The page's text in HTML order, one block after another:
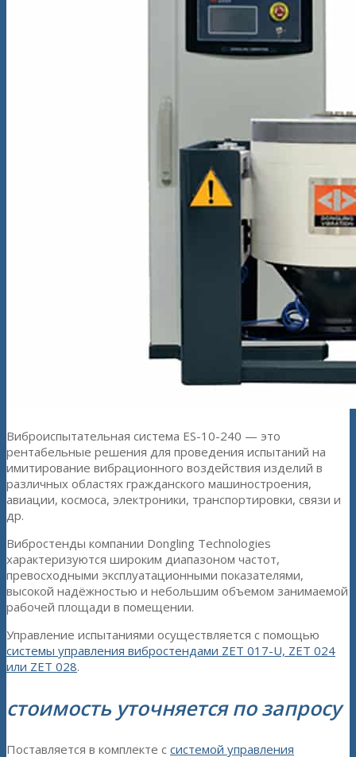
Виброиспытательная система ES-10-240 — это
рентабельные решения для проведения испытаний на
имитирование вибрационного воздействия изделий в
различных областях гражданского машиностроения,
авиации, космоса, электроники, транспортировки, связи и
др.
Вибростенды компании Dongling Technologies
характеризуются широким диапазоном частот,
превосходными эксплуатационными показателями,
высокой надёжностью и небольшим объемом занимаемой
рабочей площади в помещении.
Управление испытаниями осуществляется с помощью
системы управления вибростендами ZET 017-U, ZET 024
или ZET 028.
стоимость уточняется по запросу
Поставляется в комплекте с системой управления